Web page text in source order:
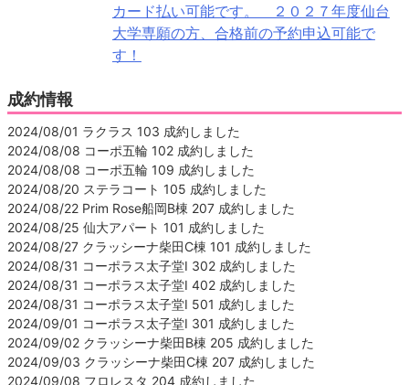
カード払い可能です。 ２０２７年度仙台
大学専願の方、合格前の予約申込可能で
す！
成約情報
2024/08/01 ラクラス 103 成約しました
2024/08/08 コーポ五輪 102 成約しました
2024/08/08 コーポ五輪 109 成約しました
2024/08/20 ステラコート 105 成約しました
2024/08/22 Prim Rose船岡B棟 207 成約しました
2024/08/25 仙大アパート 101 成約しました
2024/08/27 クラッシーナ柴田C棟 101 成約しました
2024/08/31 コーポラス太子堂Ⅰ 302 成約しました
2024/08/31 コーポラス太子堂Ⅰ 402 成約しました
2024/08/31 コーポラス太子堂Ⅰ 501 成約しました
2024/09/01 コーポラス太子堂Ⅰ 301 成約しました
2024/09/02 クラッシーナ柴田B棟 205 成約しました
2024/09/03 クラッシーナ柴田C棟 207 成約しました
2024/09/08 フロレスタ 204 成約しました